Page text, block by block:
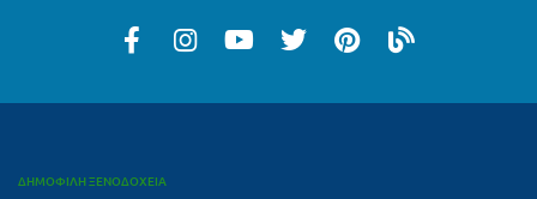
Τολό
ΔΗΜΟΦΙΛΗ ΞΕΝΟΔΟΧΕΙΑ